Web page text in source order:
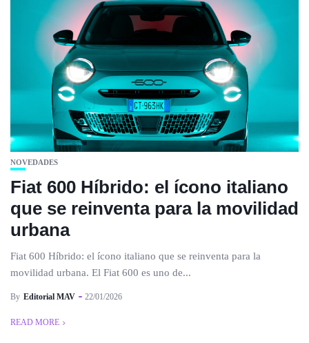
NOVEDADES
Fiat 600 Híbrido: el ícono italiano
que se reinventa para la movilidad
urbana
Fiat 600 Híbrido: el ícono italiano que se reinventa para la
movilidad urbana. El Fiat 600 es uno de...
By Editorial MAV 22/01/2026
READ MORE